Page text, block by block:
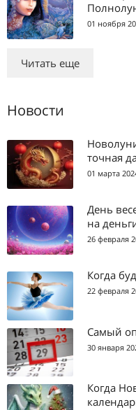
01 ноября
Читать еще
Новости
точная
01 марта
День
на
26 февраля
Когда
22 февраля
Самый
30 января
Когда